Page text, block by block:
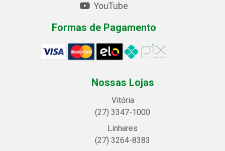
YouTube
Formas de Pagamento
Nossas Lojas
Vitória
(27) 3347-1000
Linhares
(27) 3264-8383